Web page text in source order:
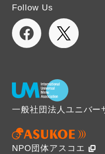
Follow Us
一般社団法人ユニバー
NPO団体アスコエ